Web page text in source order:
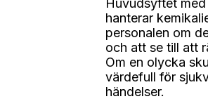
Huvudsyftet
hanterar
personalen om
och att se till att
Om en olycka
värdefull för
händelser.